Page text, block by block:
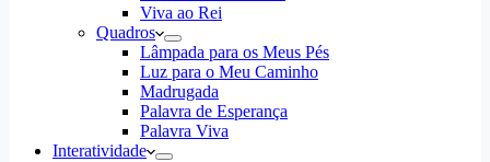
Viva ao Rei
Quadros
Lâmpada para os Meus Pés
Luz para o Meu Caminho
Madrugada
Palavra de Esperança
Palavra Viva
Interatividade